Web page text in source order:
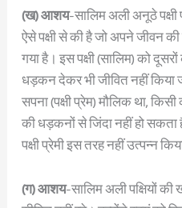
(ख)आशय-सालिम अली अनूठे
ऐसे पक्षी से की है जो अपने जीवन
गया है। इस पक्षी (सालिम) को
धड़कन देकर भी जीवित नहीं
सपना (पक्षी प्रेम) मौलिक था,
की धड़कनों से जिंदा नहीं हो
पक्षी प्रेमी इस तरह नहीं उत्पन्न
(ग)आशय-सालिम अली पक्षियों